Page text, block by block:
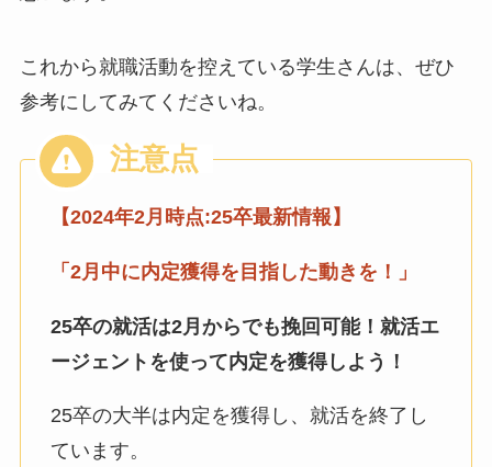
これから就職活動を控えている学生さんは、ぜひ
参考にしてみてくださいね。
【2024年2月時点:25卒最新情報】
「2月中に内定獲得を目指した動きを！」
25卒の就活は2月からでも挽回可能！ 就活エ
ージェントを使って内定を獲得しよう！
25卒の大半は内定を獲得し、就活を終了し
ています。